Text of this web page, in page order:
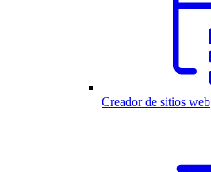
Creador de sitios web